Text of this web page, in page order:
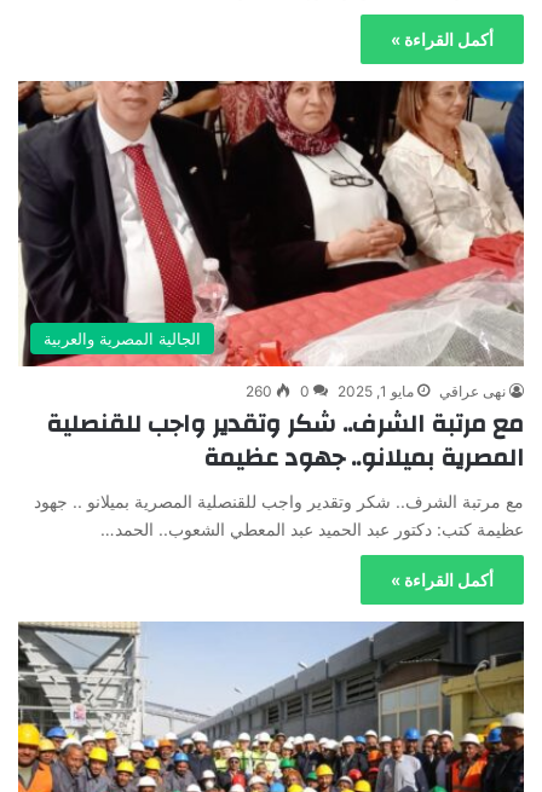
أكمل القراءة »
الجالية المصرية والعربية
نهى عراقي مايو 1, 2025 0
260
مع مرتبة الشرف.. شكر وتقدير واجب للقنصلية
المصرية بميلانو.. جهود عظيمة
مع مرتبة الشرف.. شكر وتقدير واجب للقنصلية المصرية بميلانو .. جهود
عظيمة كتب: دكتور عبد الحميد عبد المعطي الشعوب.. الحمد…
أكمل القراءة »